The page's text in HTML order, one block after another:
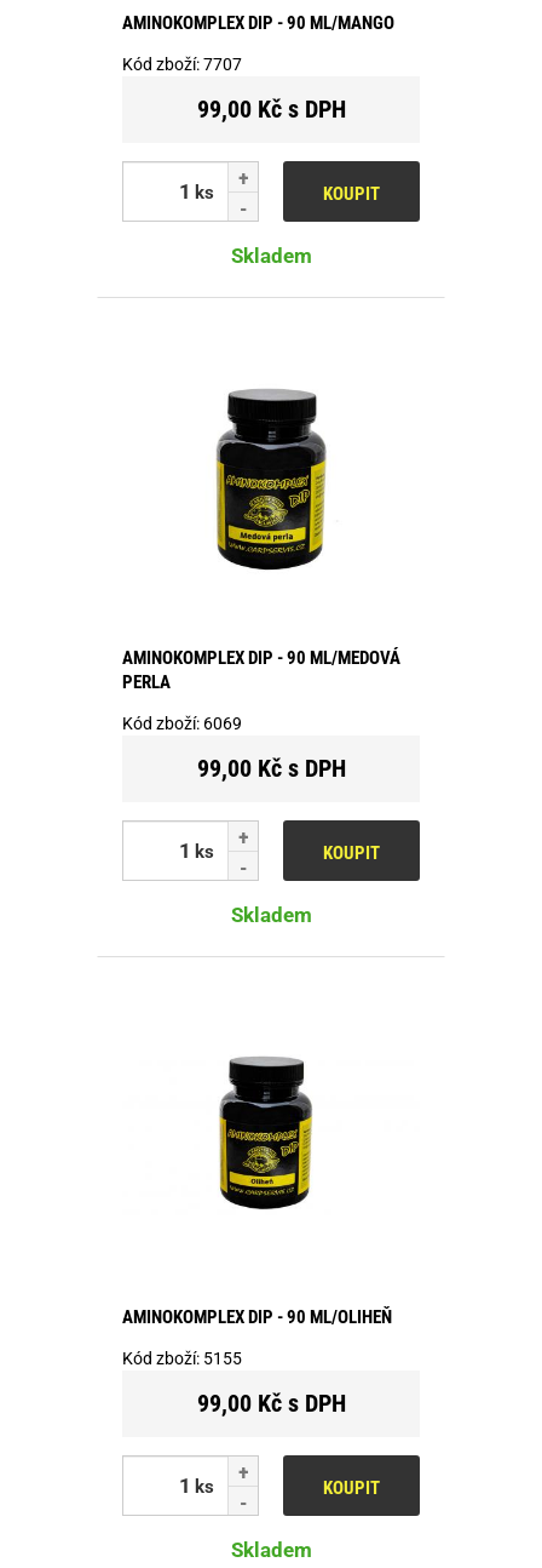
AMINOKOMPLEX DIP - 90 ML/MANGO
Kód zboží:7707
99,00 Kč s DPH
ks KOUPIT
Skladem
AMINOKOMPLEX DIP - 90 ML/MEDOVÁ
PERLA
Kód zboží: 6069
99,00 Kč s DPH
ks KOUPIT
Skladem
AMINOKOMPLEX DIP - 90 ML/OLIHEŇ
Kód zboží: 5155
99,00 Kč s DPH
ks KOUPIT
Skladem